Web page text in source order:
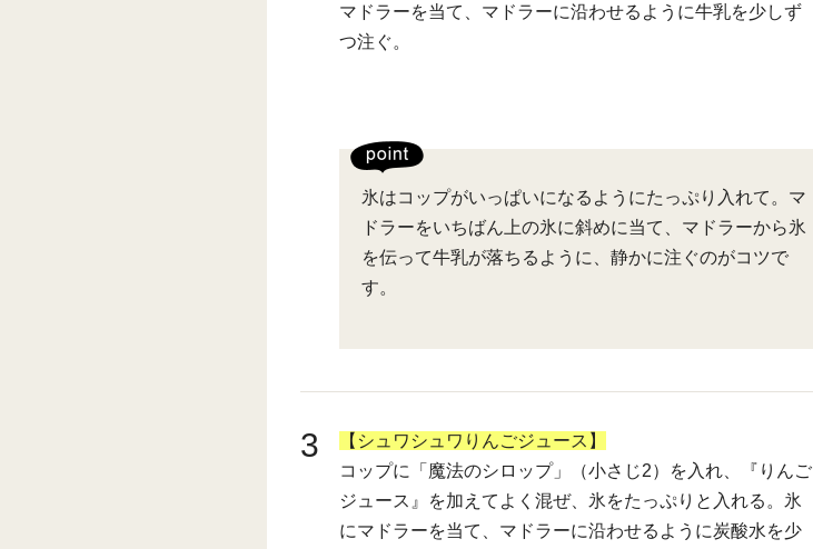
マドラーを当て、マドラーに沿わせるように牛乳を少しず
つ注ぐ。
氷はコップがいっぱいになるようにたっぷり入れて。マ
ドラーをいちばん上の氷に斜めに当て、マドラーから氷
を伝って牛乳が落ちるように、静かに注ぐのがコツで
す。
3
【シュワシュワりんごジュース】
コップに「魔法のシロップ」（小さじ2）を入れ、『りんご
ジュース』を加えてよく混ぜ、氷をたっぷりと入れる。氷
にマドラーを当て、マドラーに沿わせるように炭酸水を少